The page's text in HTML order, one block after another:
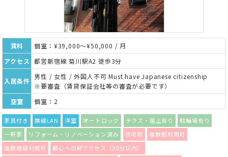
賃料
個室：¥39,000～¥50,000 / 月
アクセス
都営新宿線 菊川駅A2 徒歩3分
入居条件
男性 / 女性 / 外国人不可 Must have Japanese citizenship
※要審査（賃貸保証会社等の審査が必要です）
空室
個室：2
家具付き 無線LAN 洋室 オートロック テラス・屋上有り
駐輪場有り
一軒家
リフォーム・リノベーション済み 住宅街
複数駅利用可
複数路線利用可
都心への好アクセス（30分以内）